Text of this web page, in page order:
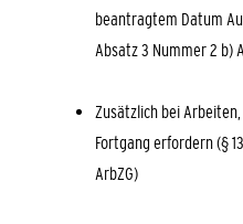
beantragtem Datum
Absatz 3 Nummer 2 b)
Zusätzlich bei
Fortgang erfordern (§
ArbZG)